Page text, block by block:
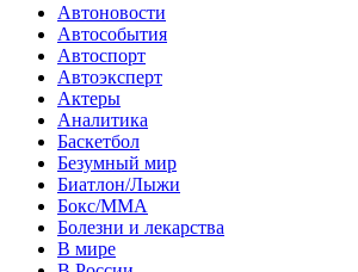
Автоновости
Автособытия
Автоспорт
Автоэксперт
Актеры
Аналитика
Баскетбол
Безумный мир
Биатлон/Лыжи
Бокс/MMA
Болезни и лекарства
В мире